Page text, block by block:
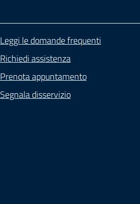
Leggi le domande frequenti
Richiedi assistenza
Prenota appuntamento
Segnala disservizio